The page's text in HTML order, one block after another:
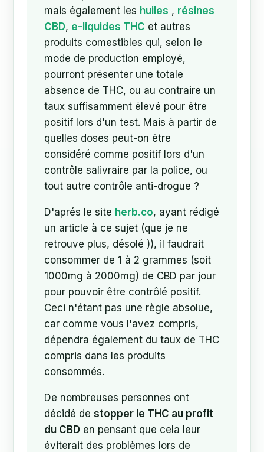
mais également les huiles , résines
CBD, e-liquides THC et autres
produits comestibles qui, selon le
mode de production employé,
pourront présenter une totale
absence de THC, ou au contraire un
taux suffisamment élevé pour être
positif lors d'un test. Mais à partir de
quelles doses peut-on être
considéré comme positif lors d'un
contrôle salivraire par la police, ou
tout autre contrôle anti-drogue ?
D'aprés le site herb.co, ayant rédigé
un article à ce sujet (que je ne
retrouve plus, désolé )), il faudrait
consommer de 1 à 2 grammes (soit
1000mg à 2000mg) de CBD par jour
pour pouvoir être contrôlé positif.
Ceci n'étant pas une règle absolue,
car comme vous l'avez compris,
dépendra également du taux de THC
compris dans les produits
consommés.
De nombreuses personnes ont
décidé de stopper le THC au profit
du CBD en pensant que cela leur
éviterait des problèmes lors de